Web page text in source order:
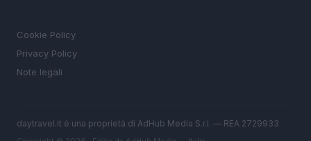
Cookie Policy
Privacy Policy
Note legali
daytravel.it è una proprietà di AdHub Media S.r.l. — REA 2729933